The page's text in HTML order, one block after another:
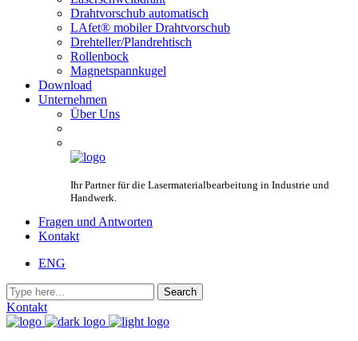
Drahtvorschub automatisch
LAfet® mobiler Drahtvorschub
Drehteller/Plandrehtisch
Rollenbock
Magnetspannkugel
Download
Unternehmen
Über Uns
Ihr Partner für die Lasermaterialbearbeitung in Industrie und
Handwerk.
Fragen und Antworten
Kontakt
ENG
Kontakt